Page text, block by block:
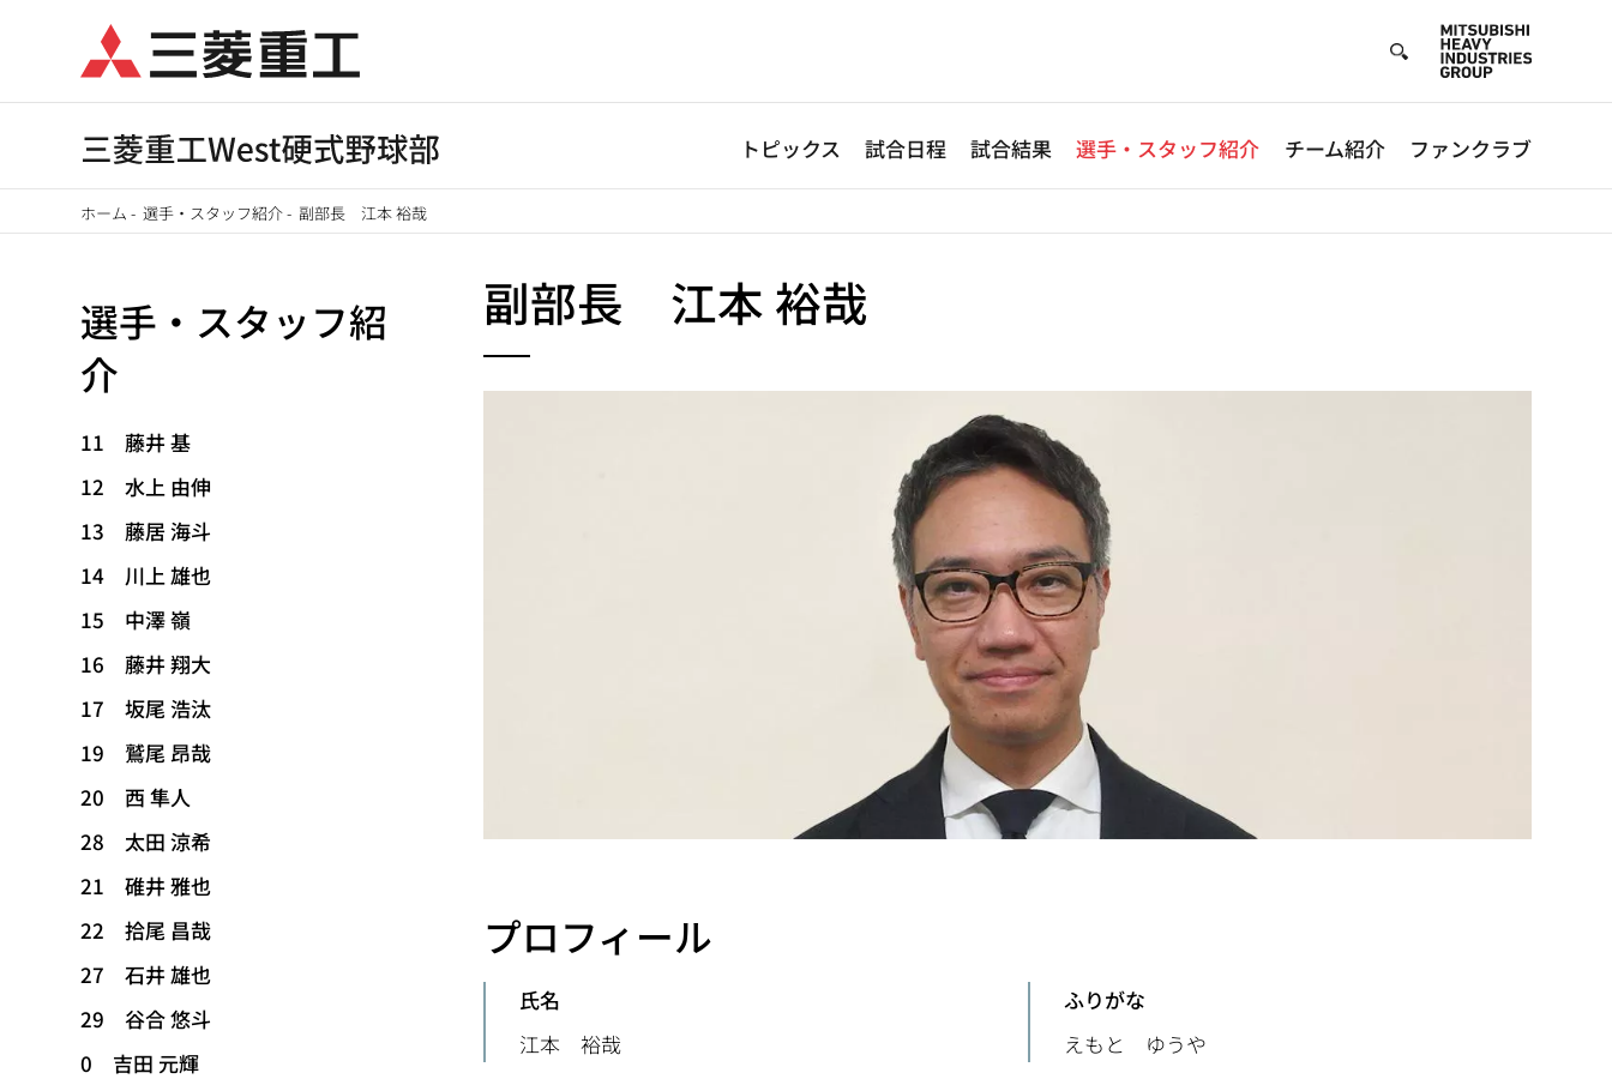
テ
ン
トピックス 試合日程 試合結果 選手・スタッフ紹介 チーム紹介 ファンクラブ
ホーム -選手・スタッフ紹介- 副部長 江本 裕哉
副部長 江本 裕哉
プロフィール
氏名
江本 裕哉
ふりがな
えもと ゆうや
選手・スタッフ紹
介
11 藤井 基
12 水上 由伸
13 藤居 海斗
14 川上 雄也
15 中澤 嶺
16 藤井 翔大
17 坂尾 浩汰
19 鷲尾 昂哉
20 西 隼人
28 太田 涼希
21 碓井 雅也
22 拾尾 昌哉
27 石井 雄也
29 谷合 悠斗
0 吉田 元輝